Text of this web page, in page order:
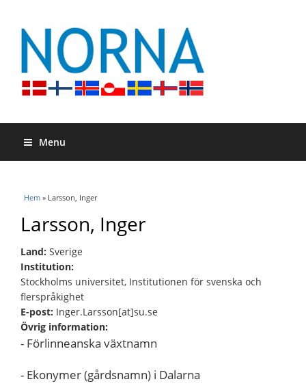
Menu
Du är här
Hem » Larsson, Inger
Larsson, Inger
Land: Sverige
Institution:
Stockholms universitet, Institutionen för svenska och
flerspråkighet
E-post: Inger.Larsson[at]su.se
Övrig information:
- Förlinneanska växtnamn
- Ekonymer (gårdsnamn) i Dalarna